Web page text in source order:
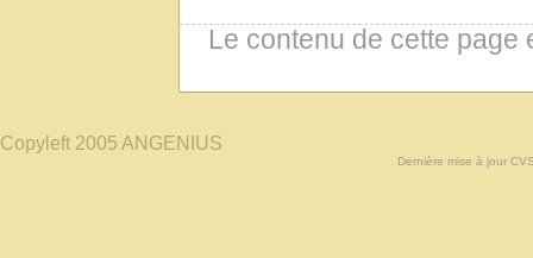
Le contenu de cette
Copyleft 2005 ANGENIUS
Dernière mise à jour